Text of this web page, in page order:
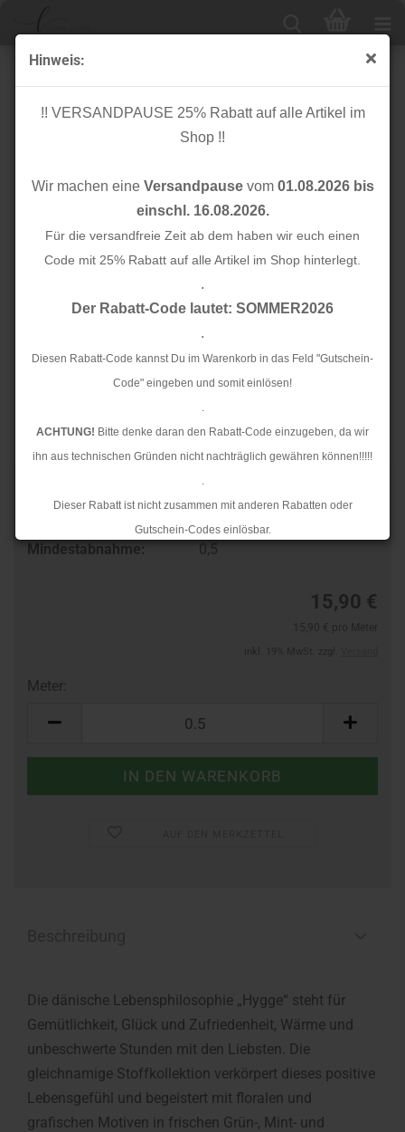
Hinweis:
!! VERSANDPAUSE 25% Rabatt auf alle Artikel im
Shop !!
Wir machen eine Versandpausevom 01.08.2026 bis
einschl. 16.08.2026.
Für die versandfreie Zeit ab dem haben wir euch einen
Code mit 25% Rabatt auf alle Artikel im Shop hinterlegt.
.
Der Rabatt-Code lautet: SOMMER2026
.
Diesen Rabatt-Code kannst Du im Warenkorb in das Feld "Gutschein-
Code" eingeben und somit einlösen!
.
ACHTUNG! Bitte denke daran den Rabatt-Code einzugeben, da wir
ihn aus technischen Gründen nicht nachträglich gewähren können!!!!!
.
Dieser Rabatt ist nicht zusammen mit anderen Rabatten oder
Gutschein-Codes einlösbar.
.
Rückstaus kann es jedoch zu längeren Lieferzeiten kommen.
Baumwolle - Striche - puder weiß - Hygge - Rico Design
Mindestabnahme:
0,5
15,90 €
Meter:
Die dänische Lebensphilosophie „Hygge“ steht für
Gemütlichkeit, Glück und Zufriedenheit, Wärme und
unbeschwerte Stunden mit den Liebsten. Die
gleichnamige Stoffkollektion verkörpert dieses positive
Lebensgefühl und begeistert mit floralen und
grafischen Motiven in frischen Grün-, Mint- und